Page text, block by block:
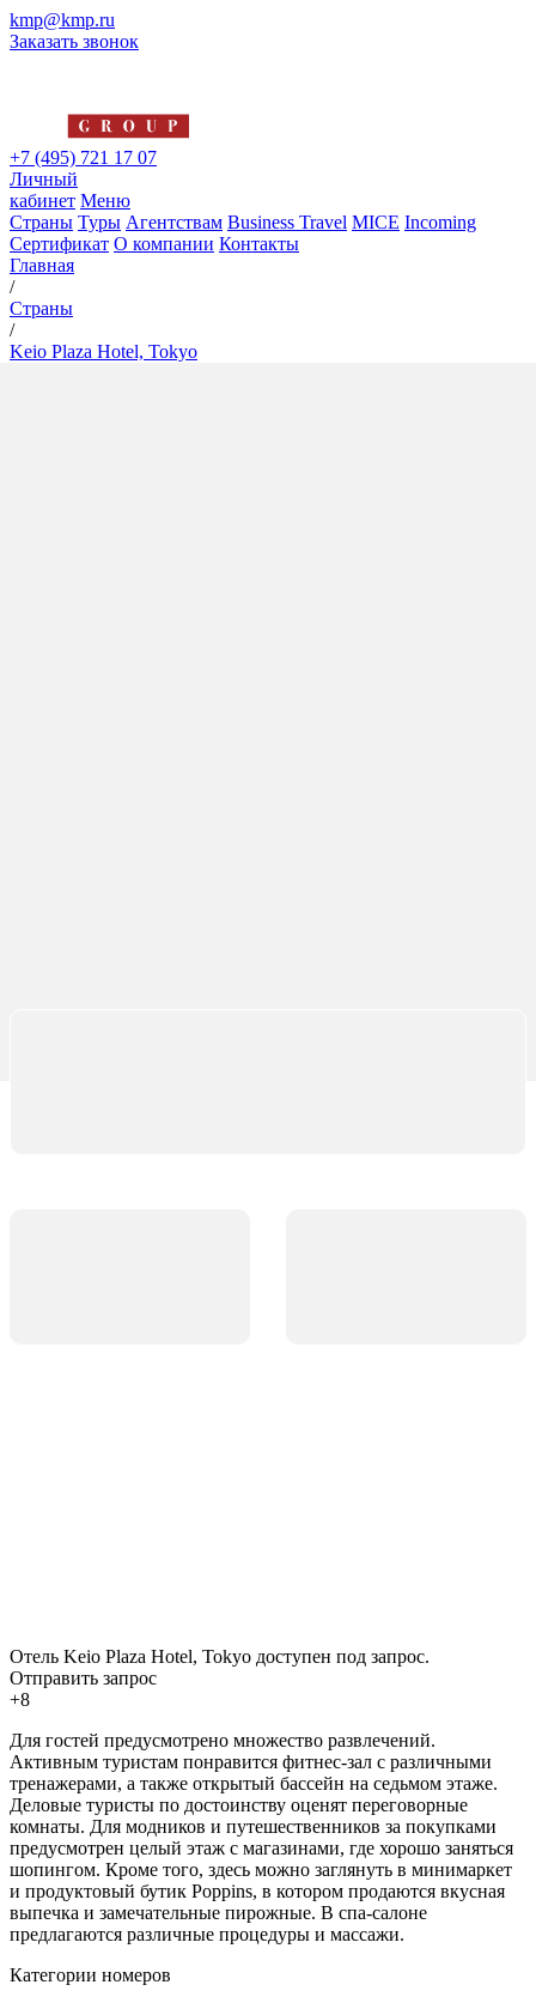
kmp@kmp.ru
Заказать звонок
+7 (495) 721 17 07
Личный
кабинет Меню
Страны Туры Агентствам Business Travel MICE Incoming
Сертификат О компании Контакты
Главная
/
Страны
/
Keio Plaza Hotel, Tokyo
Отель Keio Plaza Hotel, Tokyo доступен под запрос.
Отправить запрос
+8
Для гостей предусмотрено множество развлечений.
Активным туристам понравится фитнес-зал с различными
тренажерами, а также открытый бассейн на седьмом этаже.
Деловые туристы по достоинству оценят переговорные
комнаты. Для модников и путешественников за покупками
предусмотрен целый этаж с магазинами, где хорошо заняться
шопингом. Кроме того, здесь можно заглянуть в минимаркет
и продуктовый бутик Poppins, в котором продаются вкусная
выпечка и замечательные пирожные. В спа-салоне
предлагаются различные процедуры и массажи.
Категории номеров